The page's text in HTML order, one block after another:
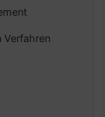
Verfahren